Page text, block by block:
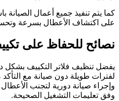
كما يتم تنفيذ جميع أعمال الصيانة
على اكتشاف الأعطال بسرعة
نصائح للحفاظ على
يفضل تنظيف فلاتر التكييف بشكل
لفترات طويلة دون صيانة مع التأكد
وإجراء صيانة دورية لتجنب
وفق تعليمات التشغيل الصحيحة.